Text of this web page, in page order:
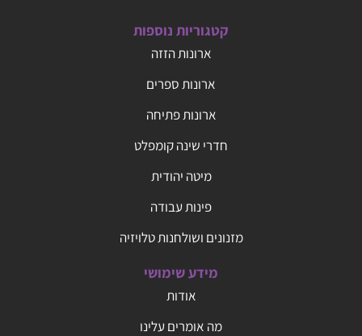
קטגוריות נוספות
ארונות הזזה
ארונות ספרים
ארונות פתיחה
חדרי שינה קומפלט
מיטה יהודית
פינות עבודה
מזנונים ושולחנות טלויזיה
מידע שימושי
אודות
מה אומרים עלינו